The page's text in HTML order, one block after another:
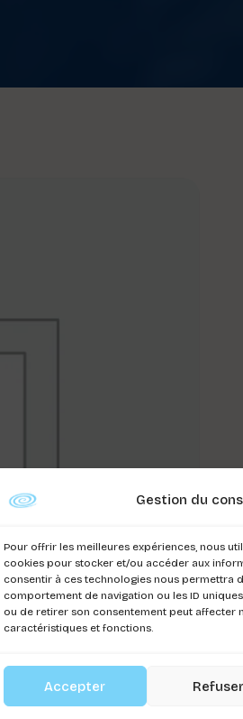
Gestion du
Pour offrir les meilleures expériences, nous
cookies pour stocker et/ou accéder aux
consentir à ces technologies nous permettra
comportement de navigation ou les ID
ou de retirer son consentement peut affecter
caractéristiques et fonctions.
Accepter Refuser